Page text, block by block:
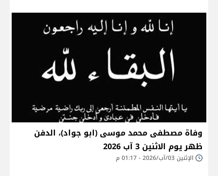
وفاة مصطفى محمد موسى (ابو جواد)، الدفن
ظهر يوم الاثنين 3 آب 2026
الإثنين 03/آب/2026 - 01:17 م